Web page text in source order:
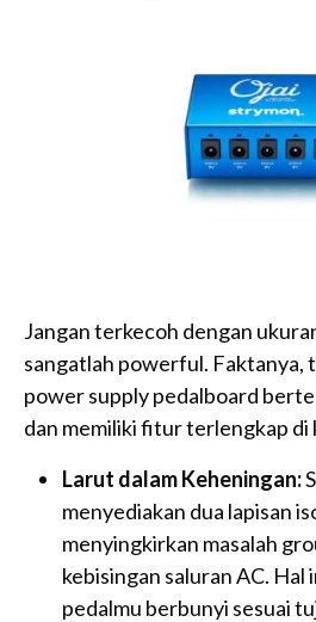
Jangan terkecoh dengan
sangatlah powerful. Faktanya,
power supply pedalboard
dan memiliki fitur terlengkap di
Larut dalam Keheningan:
menyediakan dua lapisan
menyingkirkan masalah
kebisingan saluran AC. Hal
pedalmu berbunyi sesuai